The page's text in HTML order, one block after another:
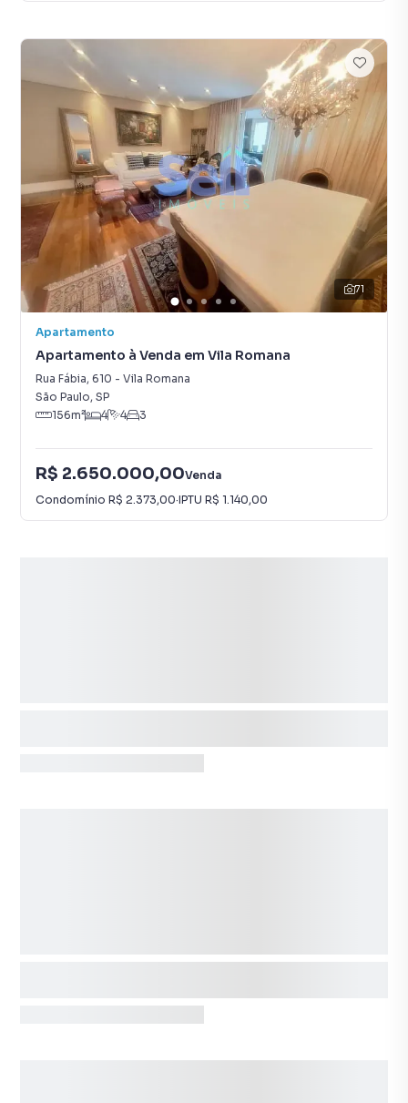
71
Apartamento
Apartamento à Venda em Vila Romana
Rua Fábia, 610 - Vila Romana
São Paulo, SP
156m² 4 4 3
R$ 2.650.000,00Venda
Condomínio R$ 2.373,00·IPTU R$ 1.140,00